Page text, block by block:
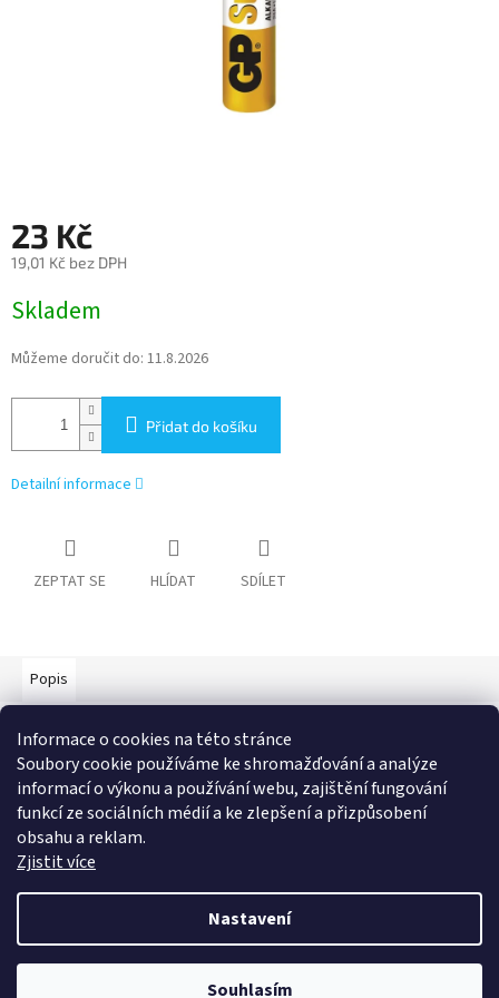
Informace o cookies na této stránce
Soubory cookie používáme ke shromažďování a analýze
informací o výkonu a používání webu, zajištění fungování
funkcí ze sociálních médií a ke zlepšení a přizpůsobení
obsahu a reklam.
Zjistit více
Nastavení
Souhlasím
23 Kč
19,01 Kč bez DPH
cena:
Skladem
Můžeme doručit do: 11.8.2026
Přidat do košíku
Detailní informace
ZEPTAT SE HLÍDAT SDÍLET
Popis
Detailní popis produktu
Baterie GP Alkaline AA tužková
Doplňkové parametry
Kategorie
Daitex. Všechna práva vyhrazena.